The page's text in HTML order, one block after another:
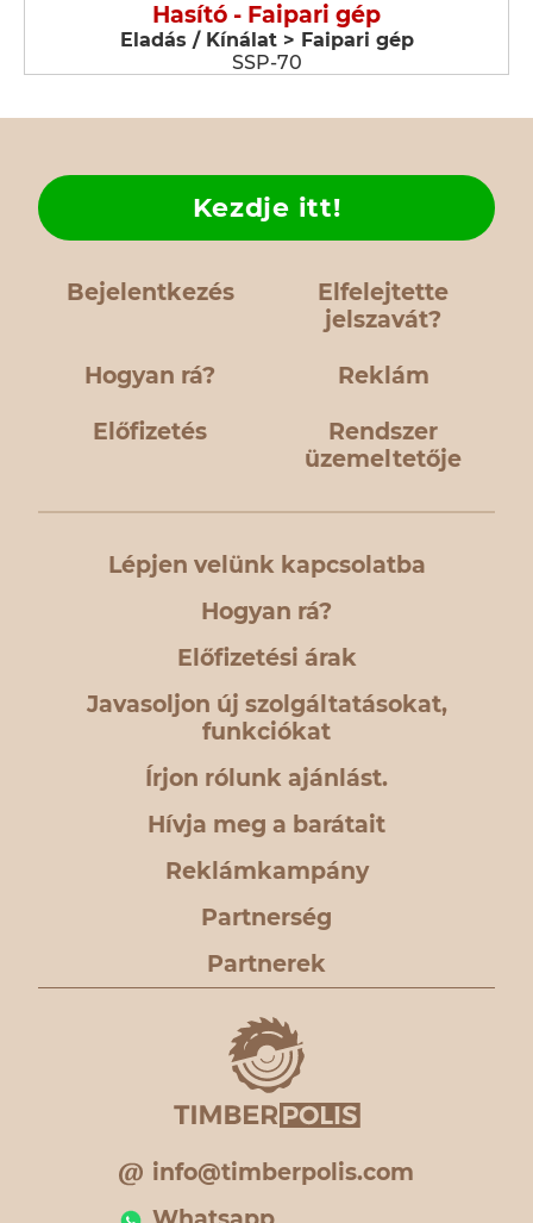
Hasító - Faipari gép
Eladás / Kínálat > Faipari gép
SSP-70
Bejelentkezés
Elfelejtette
jelszavát?
Hogyan rá?
Kezdje itt!
Reklám
Előfizetés
Rendszer
üzemeltetője
Lépjen velünk kapcsolatba
Hogyan rá?
Előfizetési árak
Javasoljon új szolgáltatásokat,
funkciókat
Írjon rólunk ajánlást.
Hívja meg a barátait
Reklámkampány
Partnerség
Partnerek
info@timberpolis.com